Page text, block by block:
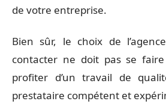
de votre entreprise.
Bien sûr, le choix de
contacter ne doit pas se
profiter d’un travail de
prestataire compétent et